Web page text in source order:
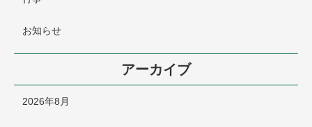
お知らせ
アーカイブ
2026年8月